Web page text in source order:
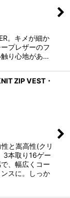
。キメが細か
プレザーのフ
触り心地があ…
ZIP VEST・
と嵩高性(クリ
3本取り16ゲー
、幅広くコー
スに。しっか